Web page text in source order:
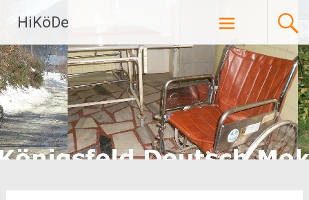
Inhalt
springen
HiKöDe